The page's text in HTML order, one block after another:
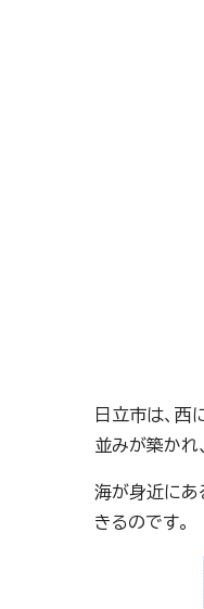
日立市は、西
並みが築かれ
海が身近にあ
きるのです。